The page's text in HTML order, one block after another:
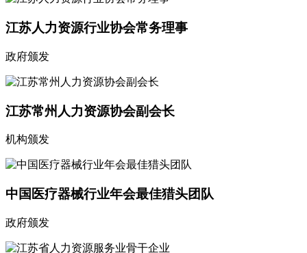
江苏人力资源行业协会常务理事
政府颁发
江苏常州人力资源协会副会长
机构颁发
中国医疗器械行业年会最佳猎头团队
政府颁发